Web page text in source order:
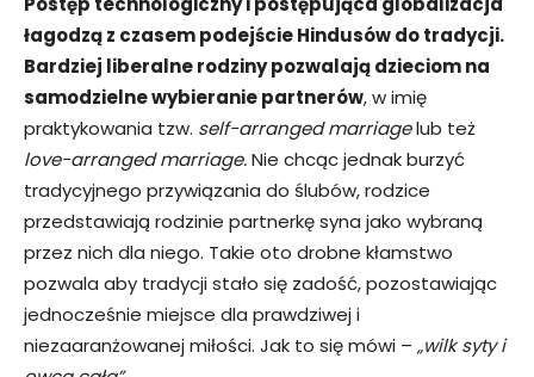
łagodzą z czasem podejście Hindusów do tradycji.
Bardziej liberalne rodziny pozwalają dzieciom na
samodzielne wybieranie partnerów, w imię
praktykowania tzw. self-arranged marriagelub też
love-arranged marriage.Nie chcąc jednak burzyć
tradycyjnego przywiązania do ślubów, rodzice
przedstawiają rodzinie partnerkę syna jako wybraną
przez nich dla niego. Takie oto drobne kłamstwo
pozwala aby tradycji stało się zadość, pozostawiając
jednocześnie miejsce dla prawdziwej i
niezaaranżowanej miłości. Jak to się mówi – „wilk syty i